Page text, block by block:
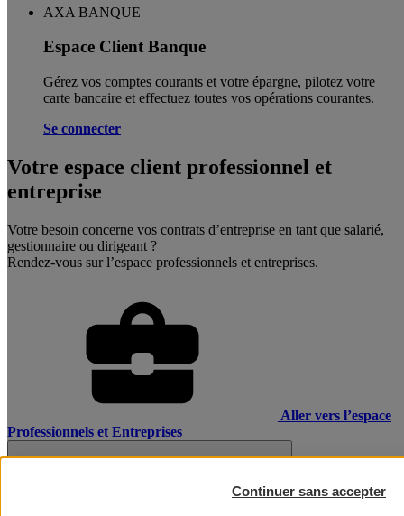
AXA BANQUE
Espace Client Banque
Gérez vos comptes courants et votre épargne, pilotez votre
carte bancaire et effectuez toutes vos opérations courantes.
Se connecter
Votre espace client professionnel et
entreprise
Votre besoin concerne vos contrats d’entreprise en tant que salarié,
gestionnaire ou dirigeant ?
Rendez-vous sur l’espace professionnels et entreprises.
Aller vers l’espace
Professionnels et Entreprises
Continuer sans accepter